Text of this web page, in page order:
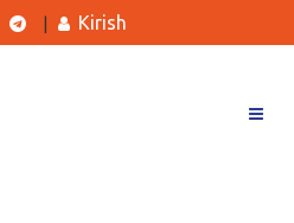
Kirish